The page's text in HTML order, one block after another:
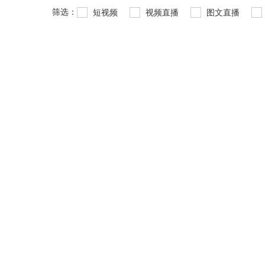
筛选： 短视频 视频直播 图文直播